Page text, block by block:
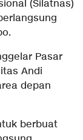
(Silatnas)
Pasar
Andi
depan
berbuat